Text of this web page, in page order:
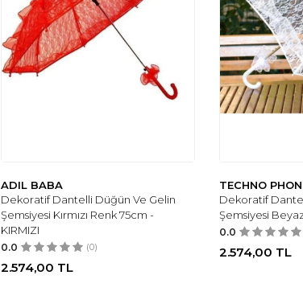
ADIL BABA
Dekoratif Dantelli Düğün Ve Gelin
Şemsiyesi Kırmızı Renk 75cm -
KIRMIZI
0.0 (0)
2.574,00 TL
TECHNO
Dekoratif
Şemsiyesi
0.0
2.574,00 TL